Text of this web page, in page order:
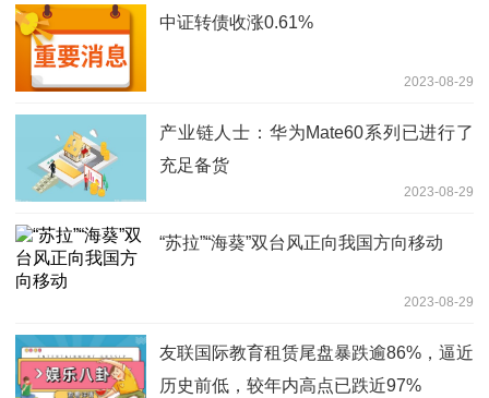
中证转债收涨0.61%
2023-08-29
产业链人士：华为Mate60系列已进行了
充足备货
2023-08-29
“苏拉”“海葵”双台风正向我国方向移动
2023-08-29
友联国际教育租赁尾盘暴跌逾86%，逼近
历史前低，较年内高点已跌近97%